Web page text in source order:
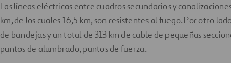
Las líneas eléctricas entre cuadros secundarios y
km, de los cuales 16,5 km, son resistentes al fuego. Por otro
de bandejas y un total de 313 km de cable de pequeñas
puntos de alumbrado, puntos de fuerza.